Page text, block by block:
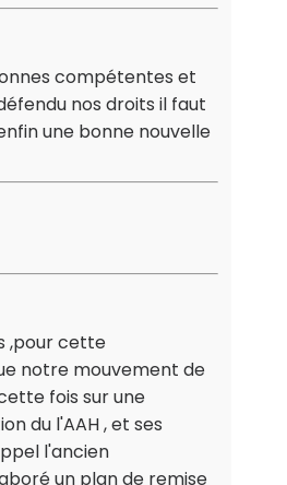
compétentes et
nos droits il faut
une bonne nouvelle
,pour cette
notre mouvement de
fois sur une
du l'AAH , et ses
l'ancien
un plan de remise